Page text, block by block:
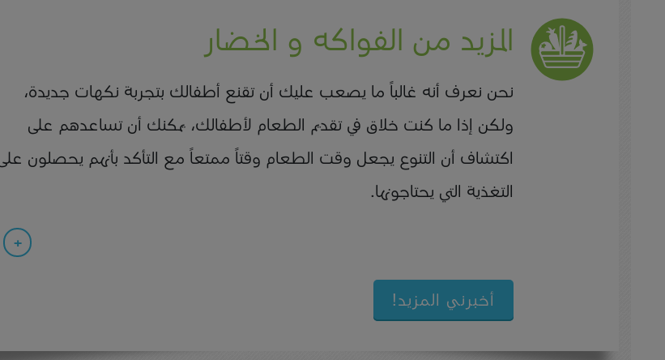
المزيد من الفواكه و الخضار
نحن نعرف أنه غالباً ما يصعب عليك أن تقنع أطفالك بتجربة نكهات جديدة،
ولكن إذا ما كنت خلاق في تقديم الطعام لأطفالك، يمكنك أن تساعدهم على
اكتشاف أن التنوع يجعل وقت الطعام وقتاً ممتعاً مع التأكد بأنهم يحصلون
التغذية التي يحتاجونها.
+
أخبرني المزيد!